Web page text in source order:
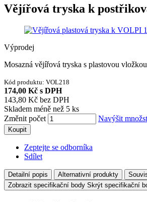
Vějířová tryska k
Výprodej
Mosazná vějířová tryska s plastovou
Kód produktu: VOL218
174,00 Kč s DPH
143,80 Kč bez DPH
Skladem méně než 5 ks
Změnit počet
Navýšit
Koupit
Zeptejte se odborníka
Sdílet
Detailní popis Alternativní produkty
Zobrazit specifikační body Skrýt specifikační